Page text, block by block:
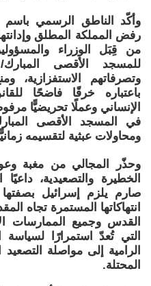
‏وأكّد الناطق الرسمي باسم
رفض المملكة المطلق
من قِبَل الوزراء
للمسجد الأقصى
وتصرفاتهم الاستفزازية،
باعتباره خرقًا فاضحًا
الإنساني وعملًا تحريضيًّا
في المسجد الأقصى
ومحاولات عبثية لتقسيمه
‏وحذّر المجالي من مغبة
الخطيرة والتصعيدية،
صارم يلزم إسرائيل بصفتها
انتهاكاتها المستمرة تجاه
القدس وجميع الممارسات
التي تُعدّ استمرارًا لسياسة
الرامية إلى مواصلة
المحتلة.